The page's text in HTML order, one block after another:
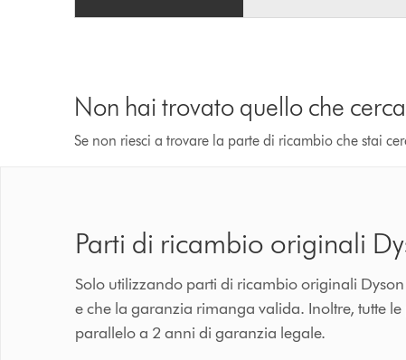
Non hai trovato quello che
Se non riesci a trovare la parte di ricambio che stai
Parti di ricambio originali
Solo utilizzando parti di ricambio originali
e che la garanzia rimanga valida. Inoltre, tutte
parallelo a 2 anni di garanzia legale.